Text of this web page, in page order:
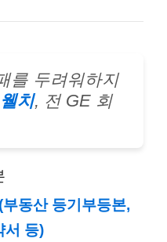
를 두려워하지
치, 전 GE 회
동산 등기부등본,
서 등)